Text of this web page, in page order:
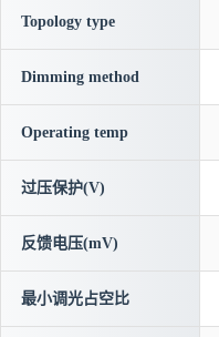
Topology type
Dimming method
Operating temp
过压保护(V)
反馈电压(mV)
最小调光占空比